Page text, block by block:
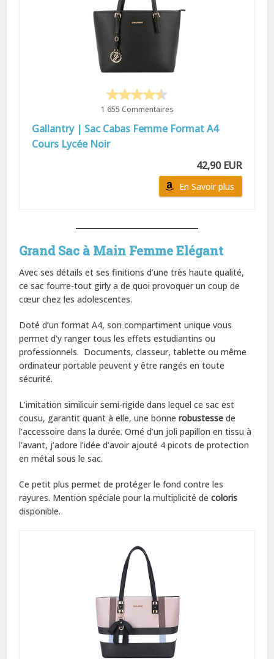
1 655 Commentaires
Gallantry | Sac Cabas Femme Format A4
Cours Lycée Noir
42,90 EUR
En Savoir plus
Grand Sac à Main Femme Elégant
Avec ses détails et ses finitions d’une très haute qualité,
ce sac fourre-tout girly a de quoi provoquer un coup de
cœur chez les adolescentes.
Doté d’un format A4, son compartiment unique vous
permet d’y ranger tous les effets estudiantins ou
professionnels. Documents, classeur, tablette ou même
ordinateur portable peuvent y être rangés en toute
sécurité.
L’imitation similicuir semi-rigide dans lequel ce sac est
cousu, garantit quant à elle, une bonnerobustesse de
l’accessoire dans la durée. Orné d’un joli papillon en tissu à
l’avant, j’adore l’idée d’avoir ajouté 4 picots de protection
en métal sous le sac.
Ce petit plus permet de protéger le fond contre les
rayures. Mention spéciale pour la multiplicité decoloris
disponible.